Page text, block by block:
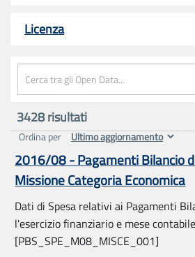
Licenza
3428risultati
Ordina per
2016/08 - Pagamenti Bilancio
Missione Categoria Economica
Dati di Spesa relativi ai Pagamenti
l'esercizio finanziario e mese
[PBS_SPE_M08_MISCE_001]